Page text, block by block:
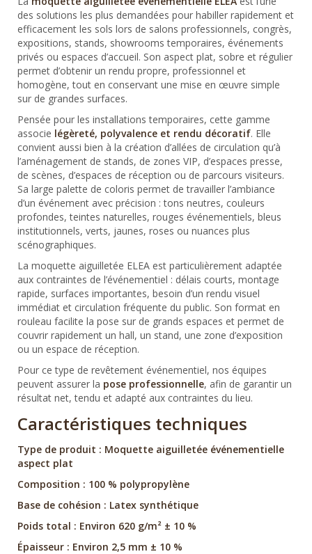
des solutions les plus demandées pour habiller rapidement et
efficacement les sols lors de salons professionnels, congrès,
expositions, stands, showrooms temporaires, événements
privés ou espaces d’accueil. Son aspect plat, sobre et régulier
permet d’obtenir un rendu propre, professionnel et
homogène, tout en conservant une mise en œuvre simple
sur de grandes surfaces.
Pensée pour les installations temporaires, cette gamme
associe légèreté, polyvalence et rendu décoratif. Elle
convient aussi bien à la création d’allées de circulation qu’à
l’aménagement de stands, de zones VIP, d’espaces presse,
de scènes, d’espaces de réception ou de parcours visiteurs.
Sa large palette de coloris permet de travailler l’ambiance
d’un événement avec précision : tons neutres, couleurs
profondes, teintes naturelles, rouges événementiels, bleus
institutionnels, verts, jaunes, roses ou nuances plus
scénographiques.
La moquette aiguilletée ELEA est particulièrement adaptée
aux contraintes de l’événementiel : délais courts, montage
rapide, surfaces importantes, besoin d’un rendu visuel
immédiat et circulation fréquente du public. Son format en
rouleau facilite la pose sur de grands espaces et permet de
couvrir rapidement un hall, un stand, une zone d’exposition
ou un espace de réception.
Pour ce type de revêtement événementiel, nos équipes
peuvent assurer la pose professionnelle, afin de garantir un
résultat net, tendu et adapté aux contraintes du lieu.
Caractéristiques techniques
Type de produit : Moquette aiguilletée événementielle
aspect plat
Composition : 100 % polypropylène
Base de cohésion : Latex synthétique
Poids total : Environ 620 g/m² ± 10 %
Épaisseur : Environ 2,5 mm ± 10 %